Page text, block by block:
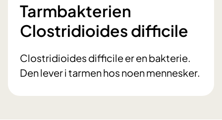
Tarmbakterien
Clostridioides difficile
Clostridioides difficile er en bakterie.
Den lever i tarmen hos noen mennesker.